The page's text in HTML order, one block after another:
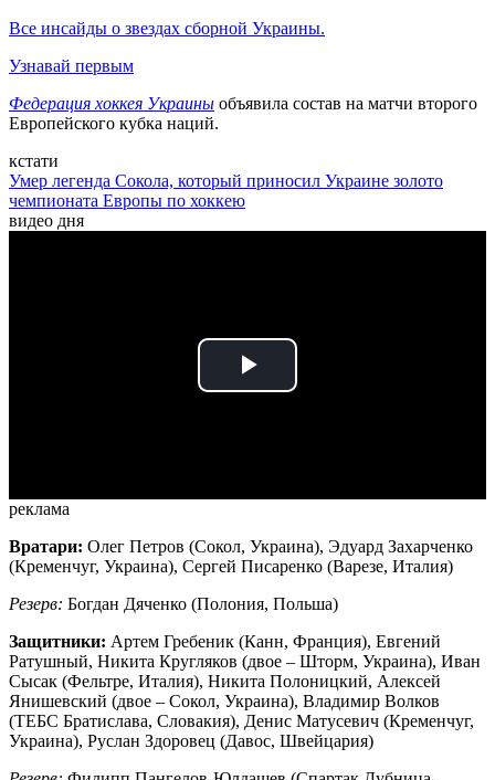
Все инсайды о звездах сборной Украины.
Узнавай первым
Федерация хоккея Украины объявила состав на матчи второго
Европейского кубка наций.
кстати
Умер легенда Сокола, который приносил Украине золото
чемпионата Европы по хоккею
видео дня
Play
реклама
Вратари: Олег Петров (Сокол, Украина), Эдуард Захарченко
(Кременчуг, Украина), Сергей Писаренко (Варезе, Италия)
Резерв: Богдан Дяченко (Полония, Польша)
Защитники: Артем Гребеник (Канн, Франция), Евгений
Ратушный, Никита Кругляков (двое – Шторм, Украина), Иван
Сысак (Фельтре, Италия), Никита Полоницкий, Алексей
Янишевский (двое – Сокол, Украина), Владимир Волков
(ТЕБС Братислава, Словакия), Денис Матусевич (Кременчуг,
Украина), Руслан Здоровец (Давос, Швейцария)